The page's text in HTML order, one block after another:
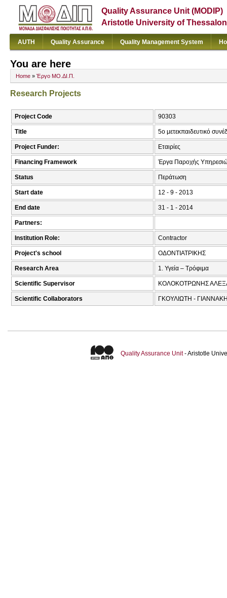
Quality Assurance Unit (MODIP)
Aristotle University of
AUTH Quality Assurance Quality Management System
You are here
Home » Έργο ΜΟ.ΔΙ.Π.
Research Projects
Project Code 90303
Title 5ο μετεκπαιδευτικό
Project Funder: Εταιρίες
Financing Framework Έργα Παροχής
Status Περάτωση
Start date 12 - 9 - 2013
End date 31 - 1 - 2014
Partners:
Institution Role: Contractor
Project's school ΟΔΟΝΤΙΑΤΡΙΚΗΣ
Research Area 1. Υγεία – Τρόφιμα
Scientific Supervisor ΚΟΛΟΚΟΤΡΩΝΗΣ
Scientific Collaborators ΓΚΟΥΛΙΩΤΗ -
Quality Assurance Unit- Aristotle